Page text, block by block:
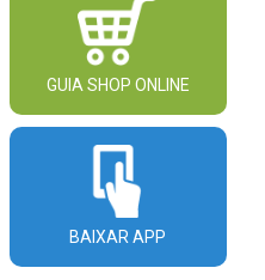
GUIA SHOP ONLINE
BAIXAR APP